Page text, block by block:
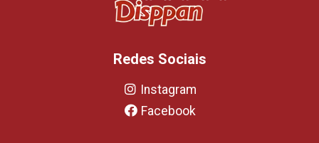
Redes Sociais
Instagram
Facebook